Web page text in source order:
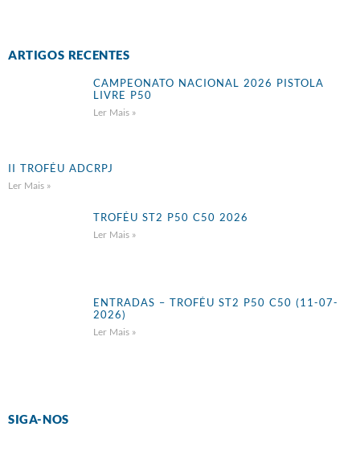
ARTIGOS RECENTES
CAMPEONATO NACIONAL 2026 PISTOLA
LIVRE P50
Ler Mais »
II TROFÉU ADCRPJ
Ler Mais »
TROFÉU ST2 P50 C50 2026
Ler Mais »
ENTRADAS – TROFÉU ST2 P50 C50 (11-07-
2026)
Ler Mais »
SIGA-NOS